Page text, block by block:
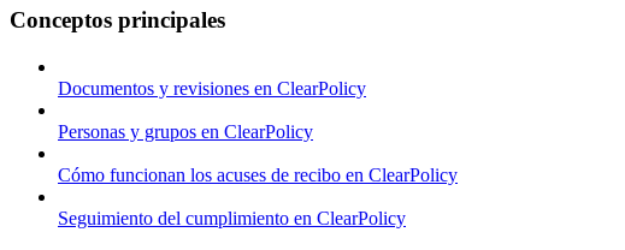
Conceptos principales
Documentos y revisiones en ClearPolicy
Personas y grupos en ClearPolicy
Cómo funcionan los acuses de recibo en ClearPolicy
Seguimiento del cumplimiento en ClearPolicy